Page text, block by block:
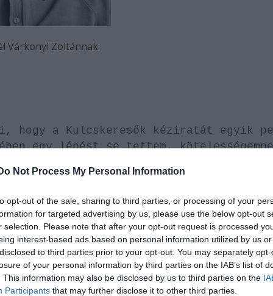
Not Process My Personal Information
opt-out of the sale, sharing to third parties, or processing of your
for targeted advertising by us, please use the below opt-out
selection. Please note that after your opt-out request is processed
interest-based ads based on personal information utilized by us
to third parties prior to your opt-out. You may separately
of your personal information by third parties on the IAB’s list of
This information may also be disclosed by us to third parties on the
Participants that may further disclose it to other third parties.
Várkonyi Zoltánnak:
hogy a Kulcskeresők kéziratát egyik
egy lépést se tettem,
nehogy idők múltával ez is
épp e félreértések tisztázására,
neked. A mi korunkban a barátságot az
Sok barátom van, tíz körömmel
hogy húsz év alatt mindössze egy olyan
szerettem. Nagyon rosszul esne, ha te
lakunk közel egymáshoz, hanem ízlésünk,
sok baja, öröme: rokon. Közös
egymáshoz egy pohár